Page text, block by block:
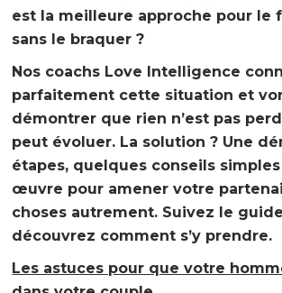
est la meilleure approche pour le
sans le braquer ?
Nos coachs Love Intelligence
parfaitement cette situation et
démontrer que rien n’est pas
peut évoluer. La solution ? Une
étapes, quelques conseils
œuvre pour amener votre
choses autrement. Suivez le
découvrez comment s’y prendre.
Les astuces pour que votre